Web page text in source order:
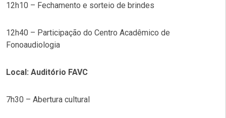
12h10 – Fechamento e sorteio de brindes
12h40 – Participação do Centro Acadêmico de
Fonoaudiologia
Local: Auditório FAVC
7h30 – Abertura cultural